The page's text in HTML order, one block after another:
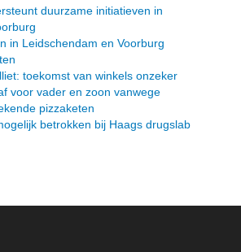
duurzame initiatieven in
in Leidschendam en Voorburg
toekomst van winkels onzeker
voor vader en zoon vanwege
pizzaketen
betrokken bij Haags drugslab